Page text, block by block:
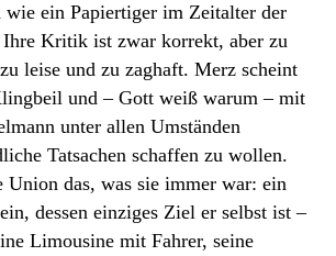
wie ein Papiertiger im Zeitalter der
Kritik ist zwar korrekt, aber zu
leise und zu zaghaft. Merz scheint
und – Gott weiß warum – mit
unter allen Umständen
Tatsachen schaffen zu wollen.
das, was sie immer war: ein
dessen einziges Ziel er selbst ist –
Limousine mit Fahrer, seine